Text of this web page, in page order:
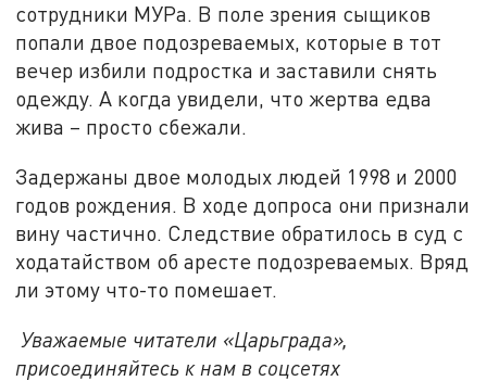
сотрудники МУРа. В поле зрения сыщиков
попали двое подозреваемых, которые в тот
вечер избили подростка и заставили снять
одежду. А когда увидели, что жертва едва
жива – просто сбежали.
Задержаны двое молодых людей 1998 и 2000
годов рождения. В ходе допроса они признали
вину частично. Следствие обратилось в суд с
ходатайством об аресте подозреваемых. Вряд
ли этому что-то помешает.
Уважаемые читатели «Царьграда»,
присоединяйтесь к нам в соцсетях